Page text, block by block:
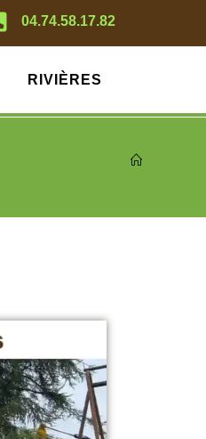
04.74.58.17.82
RIVIÈRES